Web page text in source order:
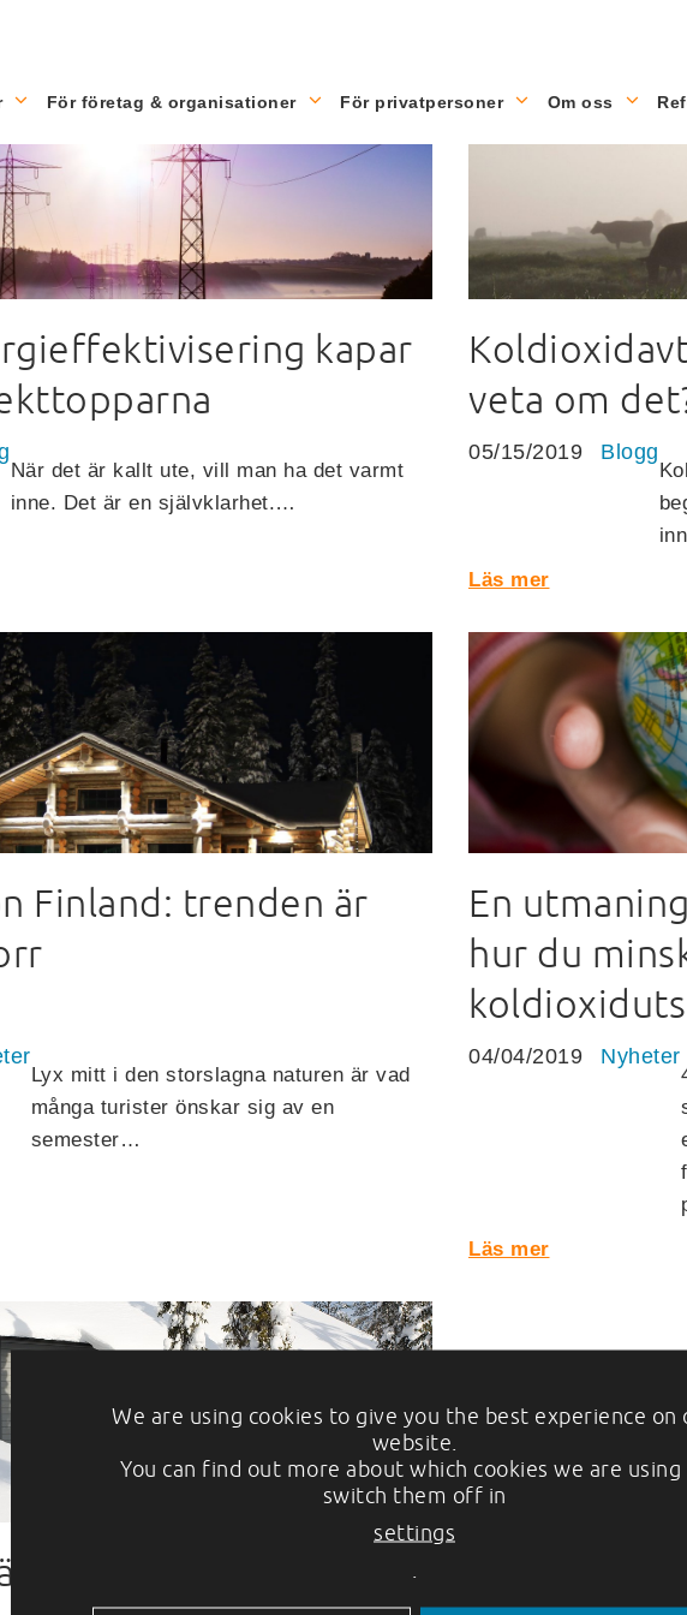
För företag & organisationer För privatpersoner Om oss
kapar
När det är kallt ute, vill man ha det varmt
inne. Det är en självklarhet.…
veta om
05/15/2019 Blogg
Läs mer
Finland: trenden är
Lyx mitt i den storslagna naturen är vad
många turister önskar sig av en
semester…
En
hur du
04/04/2019 Nyheter
Läs mer
värms
We are using cookies to give you the best experience on
website.
You can find out more about which cookies we are using
switch them off in
settings